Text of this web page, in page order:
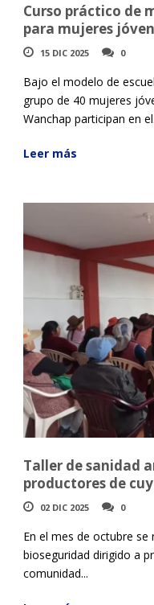
Curso práctico de
para mujeres
15 DIC 2025 0
Bajo el modelo de
grupo de 40 mujeres
Wanchap participan en
Leer más
Taller de sanidad
productores de
02 DIC 2025 0
En el mes de octubre
bioseguridad dirigido a
comunidad...